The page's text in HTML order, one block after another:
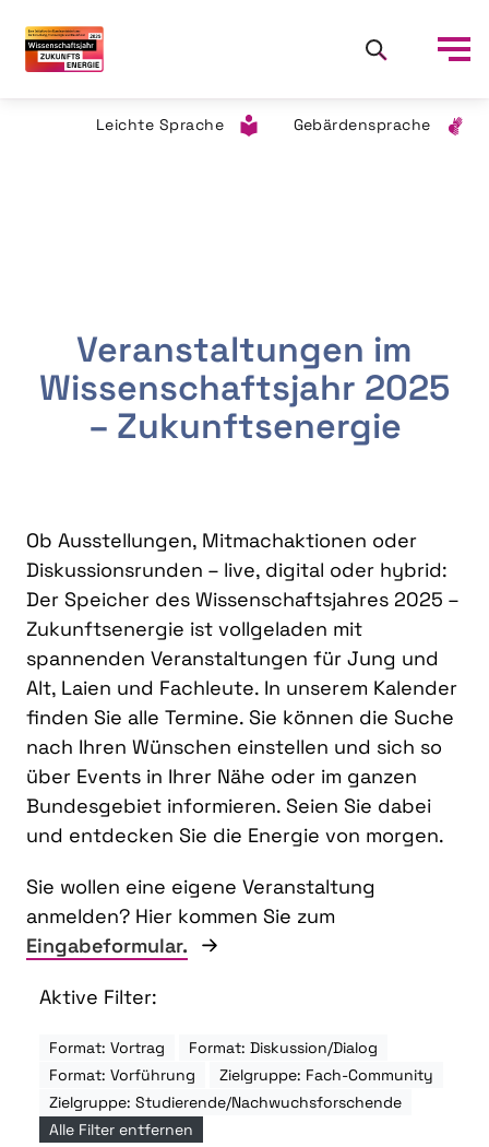
Leichte Sprache Gebärdensprache
Veranstaltungen im
Wissenschaftsjahr 2025
– Zukunftsenergie
Ob Ausstellungen, Mitmachaktionen oder
Diskussionsrunden – live, digital oder hybrid:
Der Speicher des Wissenschaftsjahres 2025 –
Zukunftsenergie ist vollgeladen mit
spannenden Veranstaltungen für Jung und
Alt, Laien und Fachleute. In unserem Kalender
finden Sie alle Termine. Sie können die Suche
nach Ihren Wünschen einstellen und sich so
über Events in Ihrer Nähe oder im ganzen
Bundesgebiet informieren. Seien Sie dabei
und entdecken Sie die Energie von morgen.
Sie wollen eine eigene Veranstaltung
anmelden? Hier kommen Sie zum
Eingabeformular.
Aktive Filter:
Format: Vortrag
Format: Diskussion/Dialog
Format: Vorführung
Zielgruppe: Fach-Community
Zielgruppe: Studierende/Nachwuchsforschende
Alle Filter entfernen